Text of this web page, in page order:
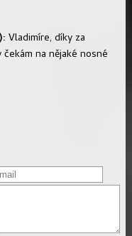
Vladimíre, díky za
na nějaké nosné